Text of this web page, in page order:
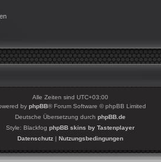
Alle Zeiten sind UTC+03:00
by phpBB® Forum Software © phpBB Limited
Deutsche Übersetzung durch phpBB.de
Style: Blackfog phpBB skins by Tastenplayer
Datenschutz| Nutzungsbedingungen